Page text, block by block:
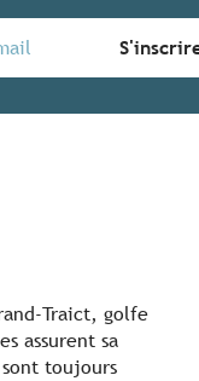
Traict, golfe
assurent sa
toujours